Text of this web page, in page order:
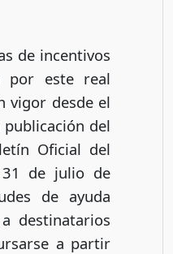
de incentivos
por este real
vigor desde el
del
Oficial del
de julio de
de ayuda
destinatarios
a partir